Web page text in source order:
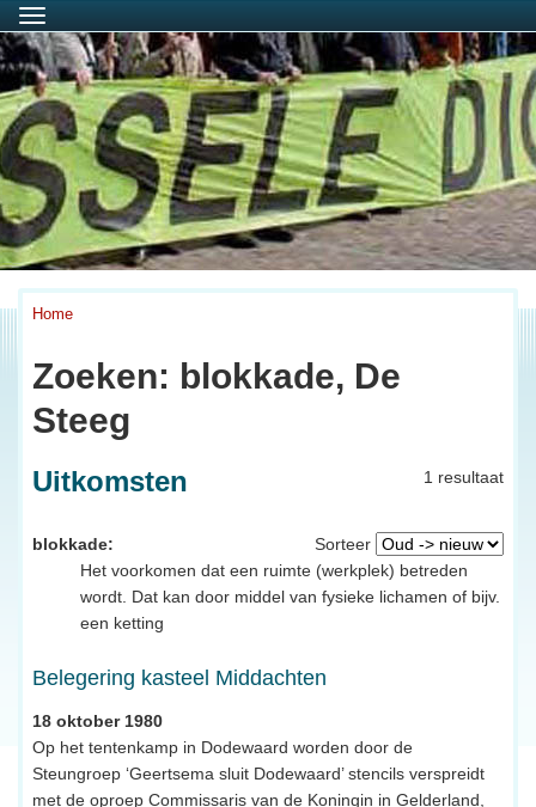
Menu
Home
Zoeken: blokkade, De
Steeg
1 resultaat
Uitkomsten
Sorteer
blokkade:
Het voorkomen dat een ruimte (werkplek) betreden
wordt. Dat kan door middel van fysieke lichamen of bijv.
een ketting
Belegering kasteel Middachten
18 oktober 1980
Op het tentenkamp in Dodewaard worden door de
Steungroep ‘Geertsema sluit Dodewaard’ stencils verspreidt
met de oproep Commissaris van de Koningin in Gelderland,